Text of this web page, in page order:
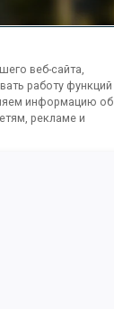
веб-сайта,
работу функций
информацию об
рекламе и